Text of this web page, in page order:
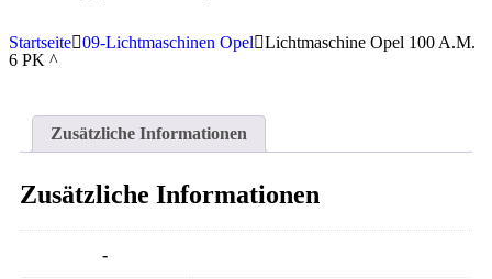
Startseite 09-Lichtmaschinen Opel
Lichtmaschine Opel 100 A.M.
6 PK ^
Zusätzliche Informationen
Zusätzliche Informationen
-